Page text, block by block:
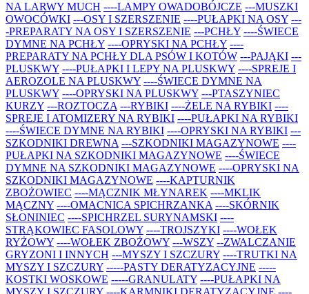
NA LARWY MUCH ----LAMPY OWADOBÓJCZE ---MUSZKI
OWOCÓWKI ---OSY I SZERSZENIE ----PUŁAPKI NA OSY ---
-PREPARATY NA OSY I SZERSZENIE ---PCHŁY ----ŚWIECE
DYMNE NA PCHŁY ----OPRYSKI NA PCHŁY ----
PREPARATY NA PCHŁY DLA PSÓW I KOTÓW ---PAJĄKI ---
PLUSKWY ----PUŁAPKI I LEPY NA PLUSKWY ----SPREJE I
AEROZOLE NA PLUSKWY ----ŚWIECE DYMNE NA
PLUSKWY ----OPRYSKI NA PLUSKWY ---PTASZYNIEC
KURZY ---ROZTOCZA ---RYBIKI ----ŻELE NA RYBIKI ----
SPREJE I ATOMIZERY NA RYBIKI ----PUŁAPKI NA RYBIKI
----ŚWIECE DYMNE NA RYBIKI ----OPRYSKI NA RYBIKI ---
SZKODNIKI DREWNA ---SZKODNIKI MAGAZYNOWE ----
PUŁAPKI NA SZKODNIKI MAGAZYNOWE ----ŚWIECE
DYMNE NA SZKODNIKI MAGAZYNOWE ----OPRYSKI NA
SZKODNIKI MAGAZYNOWE ----KAPTURNIK
ZBOŻOWIEC ----MĄCZNIK MŁYNAREK ----MKLIK
MĄCZNY ----OMACNICA SPICHRZANKA ----SKÓRNIK
SŁONINIEC ----SPICHRZEL SURYNAMSKI ----
STRĄKOWIEC FASOLOWY ----TROJSZYKI ----WOŁEK
RYŻOWY ----WOŁEK ZBOŻOWY ---WSZY --ZWALCZANIE
GRYZONI I INNYCH ---MYSZY I SZCZURY ----TRUTKI NA
MYSZY I SZCZURY -----PASTY DERATYZACYJNE -----
KOSTKI WOSKOWE -----GRANULATY ----PUŁAPKI NA
MYSZY I SZCZURY ----KARMNIKI DERATYZACYJNE ----